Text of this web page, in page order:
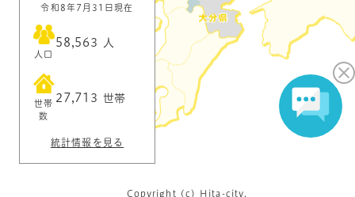
令和8年7月31日現在
人口
58,563 人
世帯
数
27,713 世帯
統計情報を見る
Copyright (c) Hita-city.